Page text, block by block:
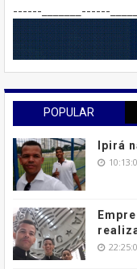
------_______------
POPULAR
Ipirá